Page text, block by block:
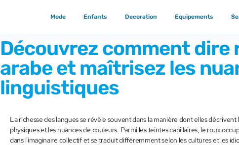
Mode Enfants Decoration Equipements
Découvrez comment dire
arabe et maîtrisez les
linguistiques
La richesse des langues se révèle souvent dans la manière dont elles décrivent
physiques et les nuances de couleurs. Parmi les teintes capillaires, le roux
dans l'imaginaire collectif et se traduit différemment selon les cultures et les